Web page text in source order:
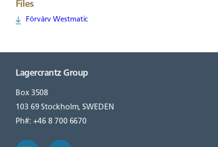
Files
Förvärv Westmatic
Lagercrantz Group
Box 3508
103 69 Stockholm, SWEDEN
Ph#: +46 8 700 6670